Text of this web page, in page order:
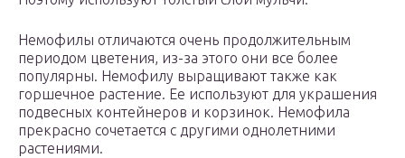
Немофилы отличаются очень продолжительным
периодом цветения, из-за этого они все более
популярны. Немофилу выращивают также как
горшечное растение. Ее используют для украшения
подвесных контейнеров и корзинок. Немофила
прекрасно сочетается с другими однолетними
растениями.